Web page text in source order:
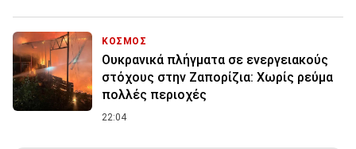
ΚΟΣΜΟΣ
Ουκρανικά πλήγματα σε ενεργειακούς
στόχους στην Ζαπορίζια: Χωρίς ρεύμα
πολλές περιοχές
22:04